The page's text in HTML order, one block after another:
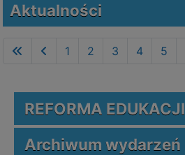
Aktualności
1 2 3 4 5
REFORMA EDUKACJI
Archiwum wydarzeń